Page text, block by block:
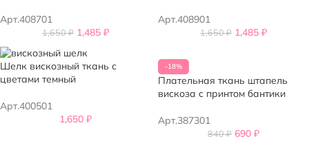
Арт.408701
1,650₽ 1,485 ₽
Арт.408901
1,650₽ 1,485 ₽
Шелк вискозный ткань с
цветами темный
Арт.400501
1,650 ₽
-18%
Плательная ткань штапель
вискоза с принтом бантики
Арт.387301
840₽ 690 ₽